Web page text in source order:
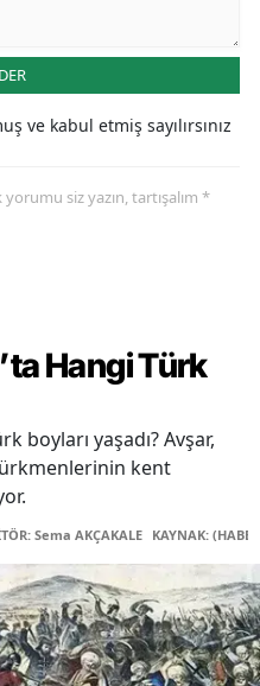
ve kabul etmiş sayılırsınız
siz yazın, tartışalım *
Hangi Türk
boyları yaşadı? Avşar,
kent
Sema AKÇAKALE KAYNAK: